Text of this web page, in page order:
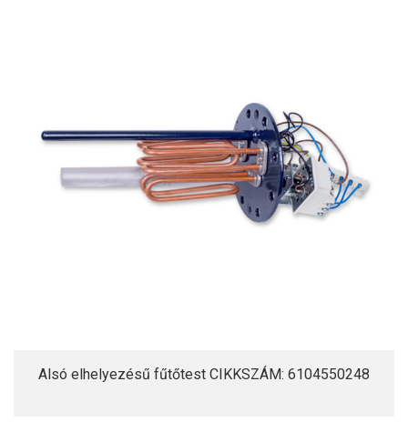
Alsó elhelyezésű fűtőtest CIKKSZÁM: 6104550248